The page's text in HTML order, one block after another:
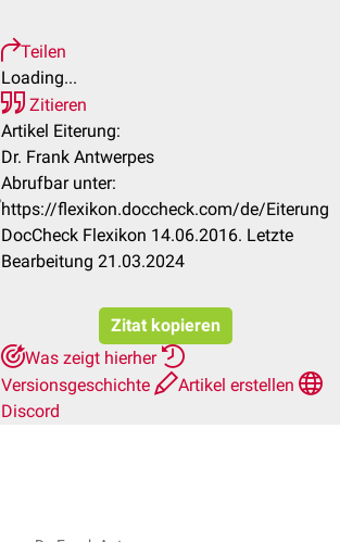
Teilen
Loading...
Zitieren
Artikel Eiterung:
Dr. Frank Antwerpes
Abrufbar unter:
https://flexikon.doccheck.com/de/Eiterung
DocCheck Flexikon 14.06.2016. Letzte
Bearbeitung 21.03.2024
Zitat kopieren
Was zeigt hierher
Versionsgeschichte
Artikel erstellen
Discord